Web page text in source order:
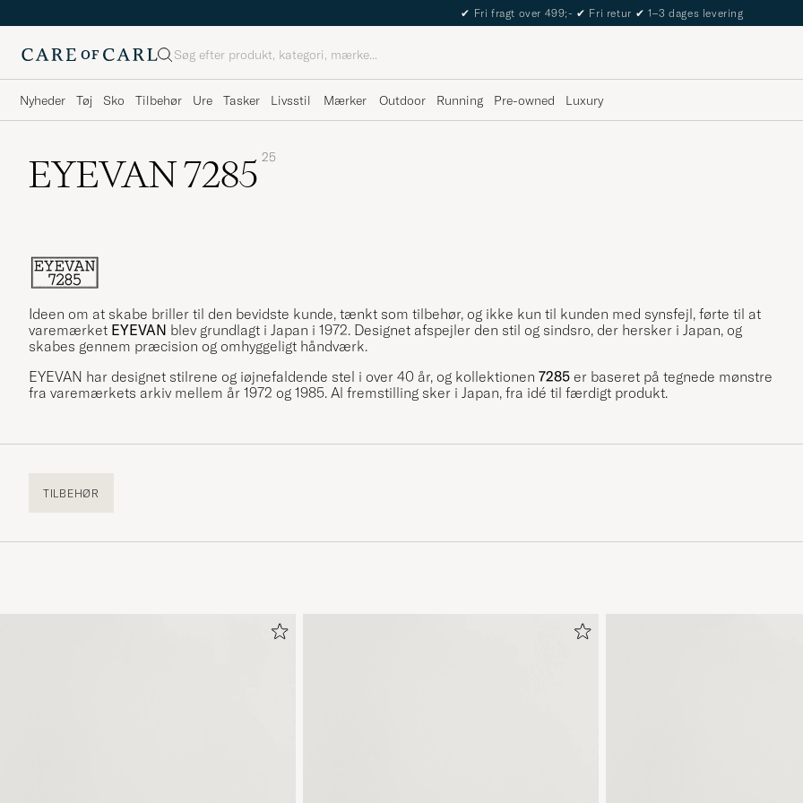
✔ Fri fragt over 499;- ✔ Fri retur ✔ 1–3 dages levering
Søg
Nyheder Tøj Sko Tilbehør Ure Tasker Livsstil Mærker Outdoor Running Pre-owned Luxury
EYEVAN 7285 25
Ideen om at skabe briller til den bevidste kunde, tænkt som tilbehør, og ikke kun til kunden med synsfejl, førte til at
varemærket EYEVAN blev grundlagt i Japan i 1972. Designet afspejler den stil og sindsro, der hersker i Japan, og
skabes gennem præcision og omhyggeligt håndværk.
EYEVAN har designet stilrene og iøjnefaldende stel i over 40 år, og kollektionen 7285 er baseret på tegnede mønstre
fra varemærkets arkiv mellem år 1972 og 1985. Al fremstilling sker i Japan, fra idé til færdigt produkt.
TILBEHØR